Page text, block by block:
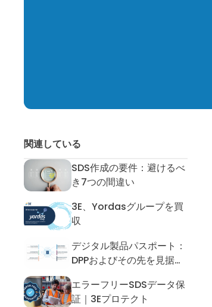
関連している
SDS作成の要件：避けるべ
き7つの間違いSDS作成の要件：避ける
3E、Yordasグループを買
収
デジタル製品パスポート：
DPPおよびその先を見据え
デジタル製品パスポート
エラーフリーSDSデータ保
証｜3Eプロテクト
エラーフリーSDSデータ